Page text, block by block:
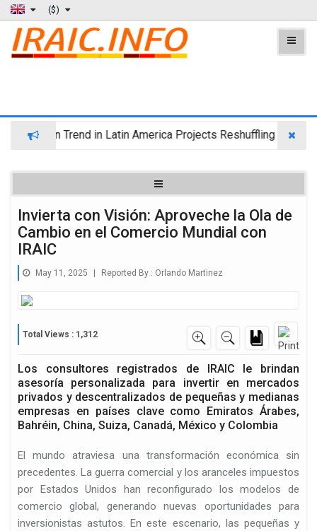
($)
Trend in Latin America Projects Reshuffling of
Invierta con Visión: Aproveche la Ola de
Cambio en el Comercio Mundial con
IRAIC
May 11, 2025 | Reported By : Orlando Martinez
Total Views : 1,312
Los consultores registrados de IRAIC le brindan
asesoría personalizada para invertir en mercados
privados y descentralizados de pequeñas y medianas
empresas en países clave como Emiratos Árabes,
Bahréin, China, Suiza, Canadá, México y Colombia
El mundo atraviesa una transformación económica sin
precedentes. La guerra comercial y los aranceles impuestos
por Estados Unidos han reconfigurado los modelos de
comercio global, generando nuevas oportunidades para
inversionistas astutos. En este escenario, las pequeñas y